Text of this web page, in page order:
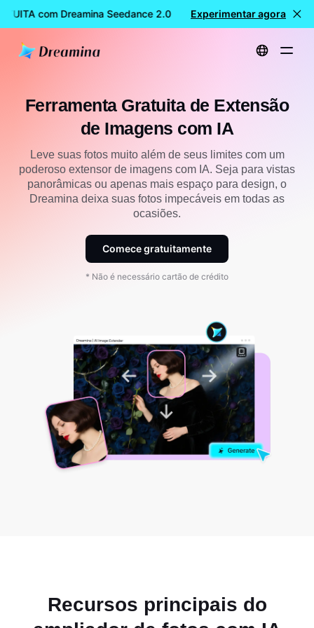
com Dreamina Seedance 2.0 Criação de vídeos
Experimentar agora
Início Ferramentas Ferramenta gratuita para extensão de imagens com IA
Ferramenta Gratuita de Extensão
de Imagens com IA
Leve suas fotos muito além de seus limites com um
poderoso extensor de imagens com IA. Seja para vistas
panorâmicas ou apenas mais espaço para design, o
Dreamina deixa suas fotos impecáveis em todas as
ocasiões.
Comece gratuitamente
* Não é necessário cartão de crédito
Recursos principais do